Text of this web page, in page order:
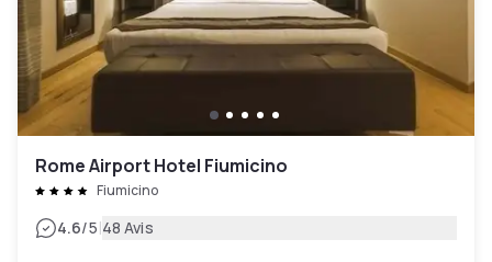
Rome Airport Hotel Fiumicino
Fiumicino
4.6/5|48 Avis